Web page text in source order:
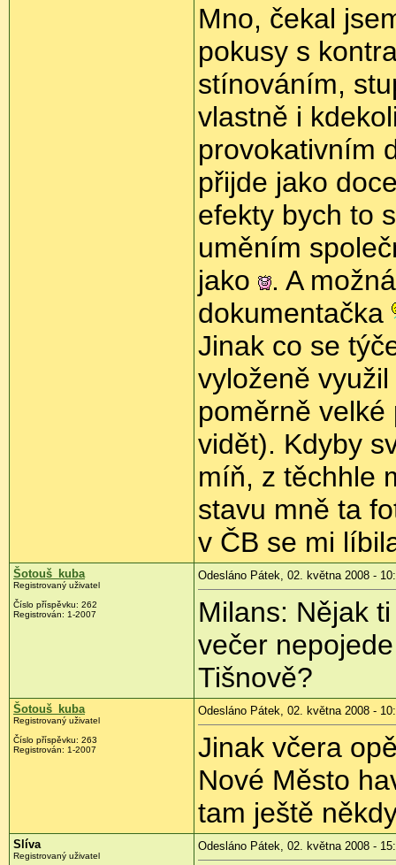
Mno, čekal
pokusy s
stínováním,
vlastně i
provokativním
přijde jako
efekty bych to
uměním
jako
. A
dokumentačka
Jinak co se
vyloženě
poměrně
vidět). Kdyby
míň, z těchhle
stavu mně ta
v ČB se mi
Šotouš_kuba
Registrovaný uživatel
Číslo příspěvku: 262
Registrován: 1-2007
Odesláno Pátek, 02. května 2008 -
Milans: Nějak
večer
Tišnově?
Šotouš_kuba
Registrovaný uživatel
Číslo příspěvku: 263
Registrován: 1-2007
Odesláno Pátek, 02. května 2008 -
Jinak včera
Nové Město
tam ještě
Slíva
Registrovaný uživatel
Odesláno Pátek, 02. května 2008 -